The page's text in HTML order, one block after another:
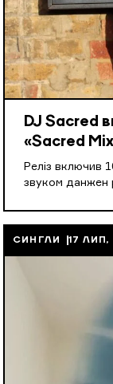
DJ Sacred
«Sacred
Реліз включив
звуком данжен
СИНГЛИ 17 ЛИП,